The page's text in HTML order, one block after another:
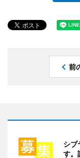
前
シブ
す。